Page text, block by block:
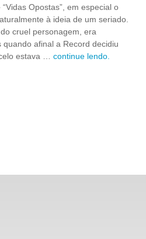
Opostas”, em especial o
à ideia de um seriado.
cruel personagem, era
afinal a Record decidiu
estava … continue lendo.